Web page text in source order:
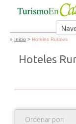
» Inicio > Hoteles Rurales
Hoteles
Ordenar por: